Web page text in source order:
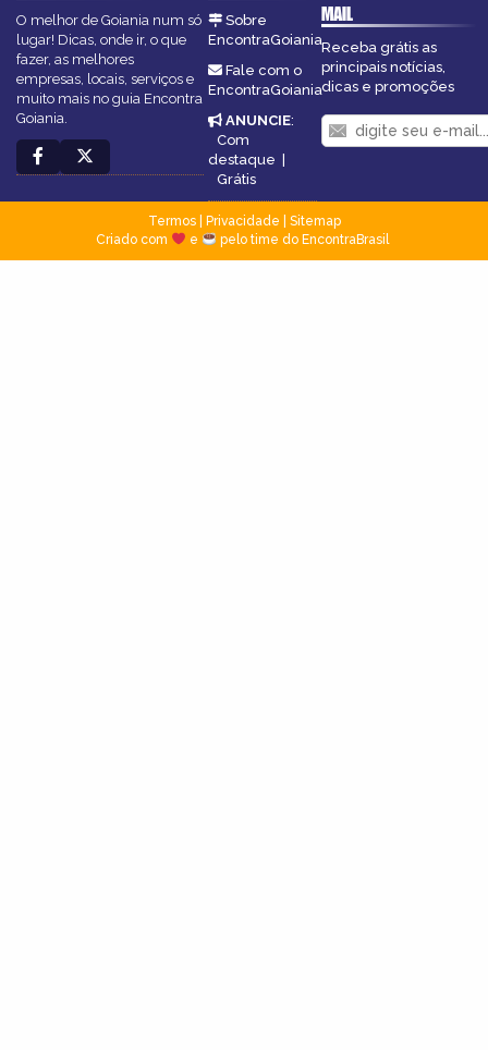
O melhor de Goiania num só
lugar! Dicas, onde ir, o que
fazer, as melhores
empresas, locais, serviços e
muito mais no guia Encontra
Goiania.
Sobre
EncontraGoiania
Fale com o
EncontraGoiania
ANUNCIE:
Com
destaque |
Grátis
MAIL
Receba grátis as
principais notícias,
dicas e promoções
Termos| Privacidade
Sitemap
Criado com
e pelo time do EncontraBrasil